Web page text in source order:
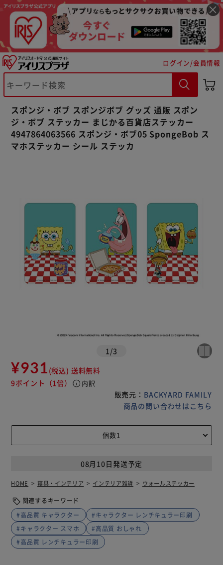
ログイン/会員情報
スポンジ・ボブ スポンジボブ グッズ 通販 スポン
ジ・ボブ ステッカー まじかる百貨店ステッカー
4947864063566 スポンジ・ボブ05 SpongeBob ス
マホステッカー シール ステッカ
1 /3
¥931 (税込) 送料無料
9ポイント （1倍） info 内訳
販売元： BACKYARD FAMILY
商品の問い合わせはこちら
08月10日発送予定
HOME 寝具・インテリア インテリア雑貨 ウォールステッカー
関連するキーワード
#高品質 キャラクター
#キャラクター レンチキュラー印刷
#キャラクター スマホ
#高品質 おしゃれ
#高品質 レンチキュラー印刷
※ご確認ください
カートに入れる 購入手続きへ